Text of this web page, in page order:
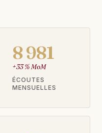
8 981
+33 % MoM
ÉCOUTES
MENSUELLES